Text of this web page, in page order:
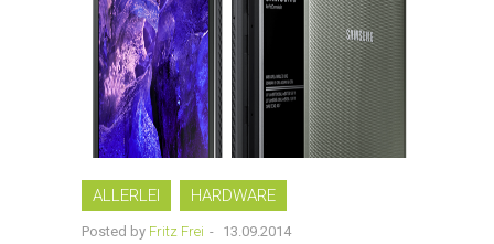
ALLERLEI HARDWARE
Posted by Fritz Frei - 13.09.2014